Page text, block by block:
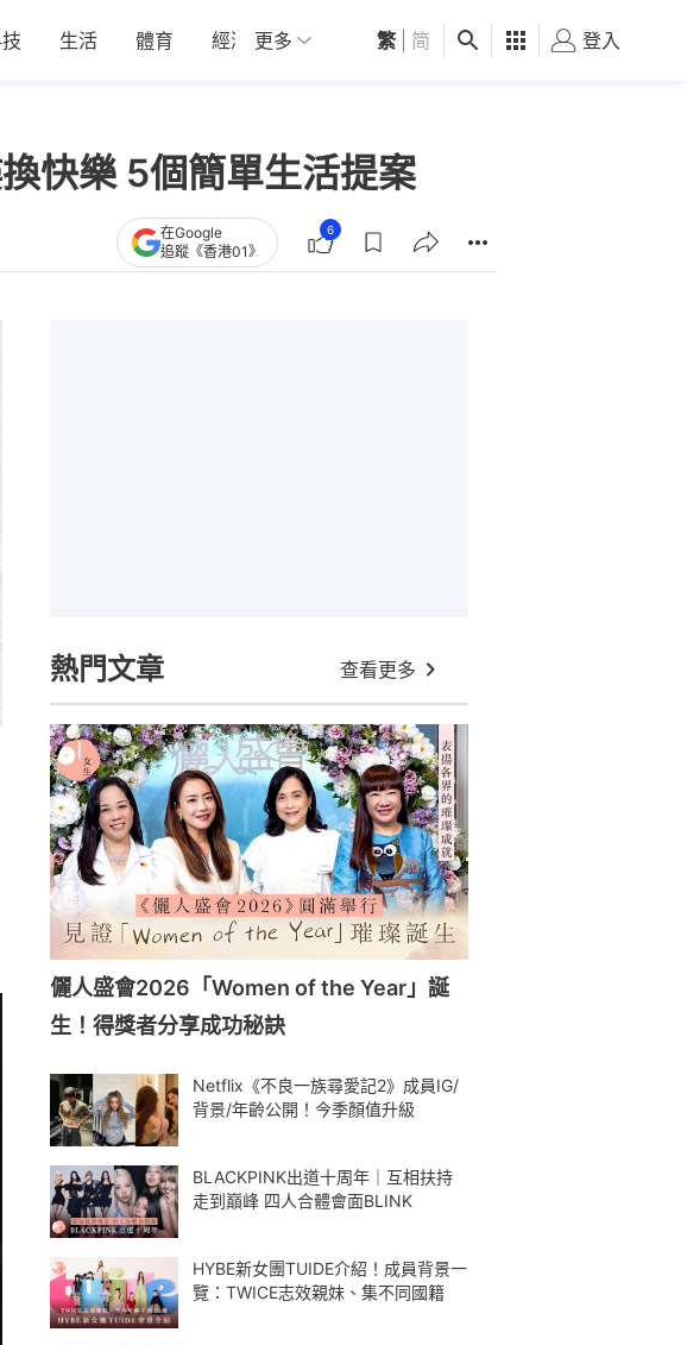
生活 體育 經濟 01深圳 觀點 健康 好食玩飛
更多 繁 简 登入
快樂 5個簡單生活提案
在Google
追蹤《香港01》
6
熱門文章 查看更多
儷人盛會2026「Women of the Year」誕
生！得獎者分享成功秘訣
Netflix《不良一族尋愛記2》成員IG/
背景/年齡公開！今季顏值升級
BLACKPINK出道十周年｜互相扶持
走到巔峰 四人合體會面BLINK
HYBE新女團TUIDE介紹！成員背景一
覽：TWICE志效親妹、集不同國籍